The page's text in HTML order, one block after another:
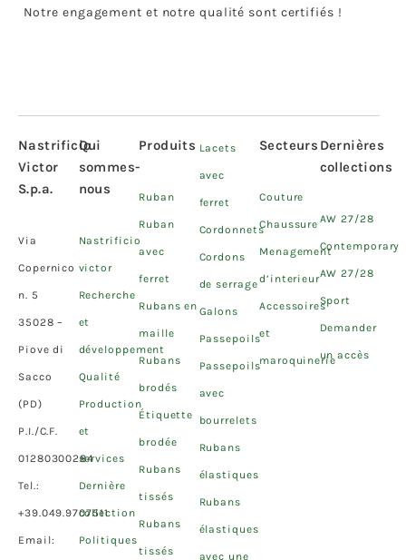
Notre engagement et notre qualité sont certifiés !
Nastrificio
Victor
S.p.a.
Via
Copernico
n. 5
35028 –
Piove di
Sacco
(PD)
P.I./C.F.
01280300284
Tel.:
+39.049.9707511
Email:
Qui
sommes-
nous
Nastrificio
victor
Recherche
et
développement
Qualité
Production
et
services
Dernière
collection
Politiques
Produits
Ruban
Ruban
avec
ferret
Rubans en
maille
Rubans
brodés
Étiquette
brodée
Rubans
tissés
Rubans
tissés
Lacets
avec
ferret
Cordonnets
Cordons
de serrage
Galons
Passepoils
Passepoils
avec
bourrelets
Rubans
élastiques
Rubans
élastiques
avec une
Secteurs
Couture
Chaussure
Menagement
d’interieur
Accessoires
et
maroquinerie
Dernières
collections
AW 27/28
Contemporary
AW 27/28
Sport
Demander
un accès